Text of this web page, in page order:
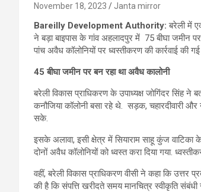
November 18, 2023 Janta mirror
Bareilly Development Authority:बरेली में
ने बड़ा बाइपास के गांव अहलादपुर में 75 बीघा जमीन
पांच अवैध कॉलोनियों पर ध्वस्तीकरण की कार्रवाई की गई
45बीघा जमीन पर बन रहा था अवैध कालोनी
बरेली विकास प्राधिकरण के उपाध्यक्ष जोगिंदर सिंह
कनौजिया कॉलोनी बसा रहे थे. सड़क, चहारदीवारी और
सके.
इसके अलावा, इसी क्षेत्र में सियाराम साहू कुंज वाटिका
दोनों अवैध कॉलोनियों को ध्वस्त करा दिया गया.
वहीं, बरेली विकास प्राधिकरण वीसी ने कहा कि उत्तर
की है कि संपत्ति खरीदते समय मानचित्र स्वीकृति